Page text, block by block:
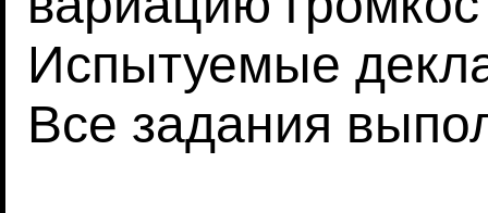
Испытуемые
Все задания